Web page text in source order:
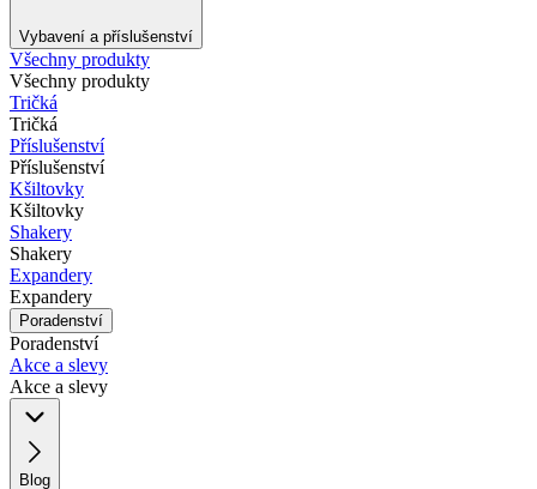
Vybavení a příslušenství
Všechny produkty
Všechny produkty
Tričká
Tričká
Příslušenství
Příslušenství
Kšiltovky
Kšiltovky
Shakery
Shakery
Expandery
Expandery
Poradenství
Poradenství
Akce a slevy
Akce a slevy
Blog